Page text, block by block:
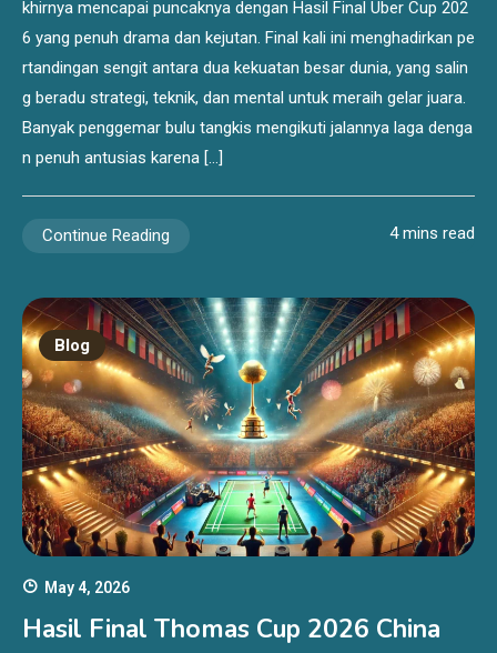
khirnya mencapai puncaknya dengan Hasil Final Uber Cup 202
6 yang penuh drama dan kejutan. Final kali ini menghadirkan pe
rtandingan sengit antara dua kekuatan besar dunia, yang salin
g beradu strategi, teknik, dan mental untuk meraih gelar juara.
Banyak penggemar bulu tangkis mengikuti jalannya laga denga
n penuh antusias karena […]
Continue Reading 4 mins read
Blog
May 4, 2026
Hasil Final Thomas Cup 2026 China